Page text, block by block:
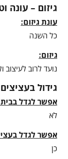
גיזום – עונה
עונת גיזום:
כל השנה
גיזום:
נועד לרוב לעיצוב
גידול
אפשר לגדל
לא
אפשר לגדל
כן